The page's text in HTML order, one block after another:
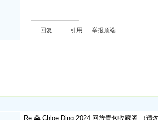
回复 引用 举报顶端